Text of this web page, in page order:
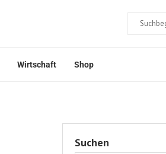
Wirtschaft Shop
Suchen